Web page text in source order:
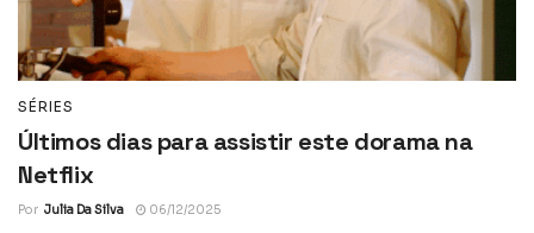
SÉRIES
Últimos dias para assistir este dorama na
Netflix
Por Julia Da Silva 06/12/2025